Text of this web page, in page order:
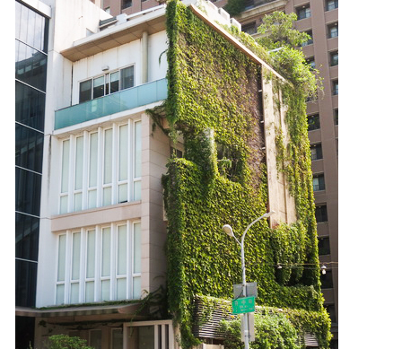
書房集
日記簿
餐桌週記
享樂隨手拍
照相簿
影音區
創意出版服務
歷史區
關於Yilan